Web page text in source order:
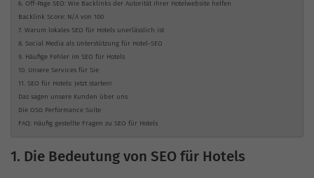
6. Off-Page SEO: Wie Backlinks der Autorität Ihrer Hotelwebsite helfen
Backlink Score: N/A von 100
7. Warum lokales SEO für Hotels unerlässlich ist
8. Social Media als Unterstützung für Hotel-SEO
9. Häufige Fehler im SEO für Hotels
10. Unsere Services für Sie
11. SEO für Hotels: Jetzt starten!
Das sagen unsere Kunden über uns
Die OSG Performance Suite
FAQ: Häufig gestellte Fragen zu SEO für Hotels
1. Die Bedeutung von SEO für Hotels